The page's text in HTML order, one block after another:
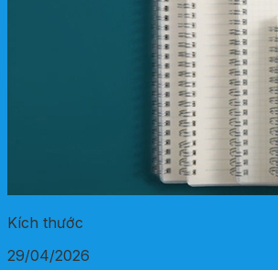
Kích thước
29/04/2026